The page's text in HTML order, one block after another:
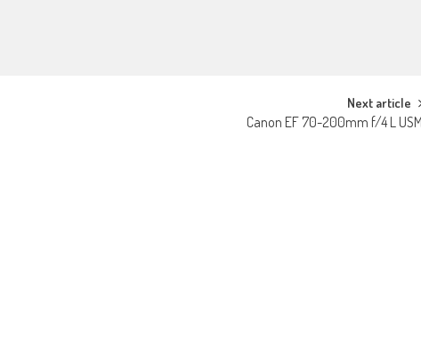
Next article
Canon EF 70-200mm f/4 L